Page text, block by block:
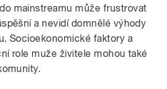
mainstreamu může frustrovat
a nevidí domnělé výhody
Socioekonomické faktory a
role muže živitele mohou také